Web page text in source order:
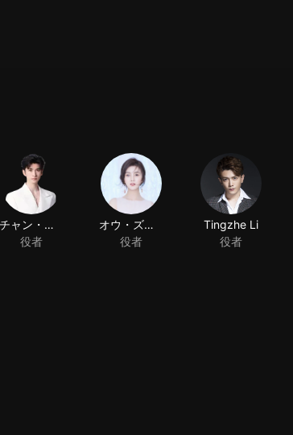
チャン・ユンロン
役者
オウ・ズイコ
役者
Tingzhe Li
役者